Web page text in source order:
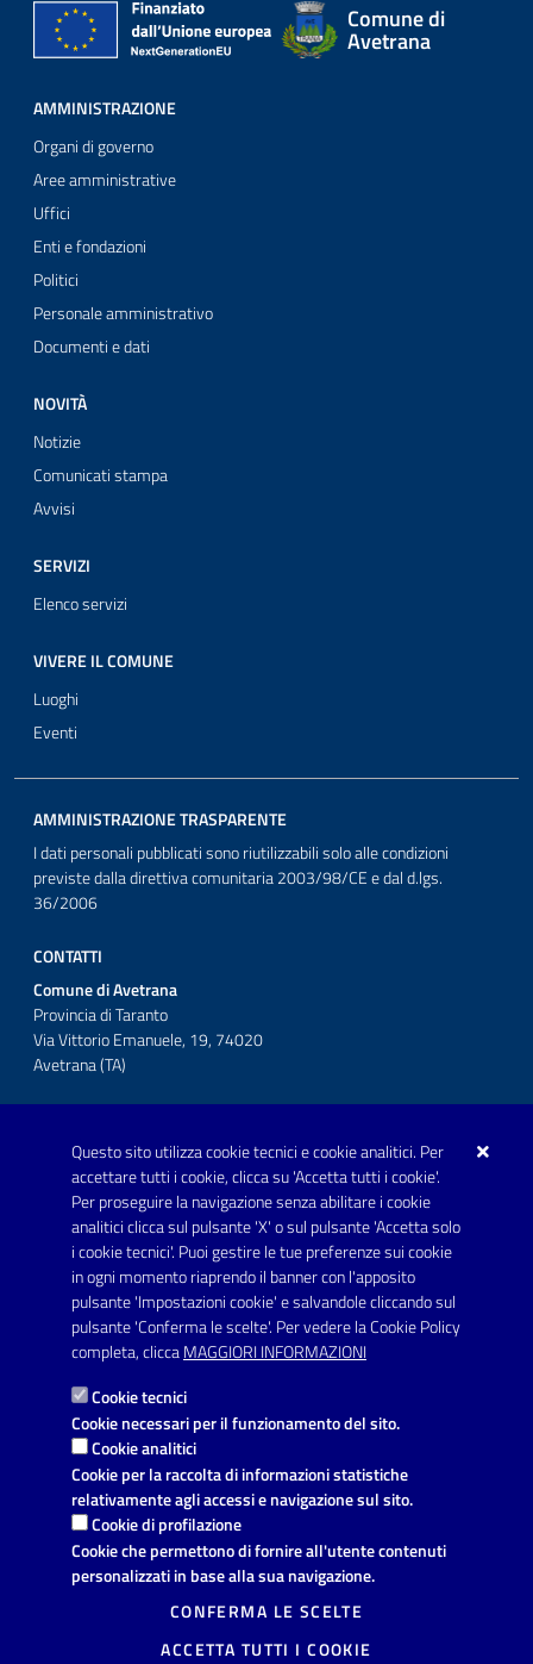
Questo sito utilizza cookie tecnici e cookie analitici. Per
accettare tutti i cookie, clicca su 'Accetta tutti i cookie'.
Per proseguire la navigazione senza abilitare i cookie
analitici clicca sul pulsante 'X' o sul pulsante 'Accetta solo
i cookie tecnici'. Puoi gestire le tue preferenze sui cookie
in ogni momento riaprendo il banner con l'apposito
pulsante 'Impostazioni cookie' e salvandole cliccando sul
pulsante 'Conferma le scelte'. Per vedere la Cookie Policy
completa, cliccaMAGGIORI INFORMAZIONI
Cookie tecnici
Cookie necessari per il funzionamento del sito.
Cookie analitici
Cookie per la raccolta di informazioni statistiche
relativamente agli accessi e navigazione sul sito.
Cookie di profilazione
Cookie che permettono di fornire all'utente contenuti
personalizzati in base alla sua navigazione.
CONFERMA LE SCELTE
ACCETTA TUTTI I COOKIE
Comune di
Avetrana
AMMINISTRAZIONE
Organi di governo
Aree amministrative
Uffici
Enti e fondazioni
Politici
Personale amministrativo
Documenti e dati
NOVITÀ
Notizie
Comunicati stampa
Avvisi
SERVIZI
Elenco servizi
VIVERE IL COMUNE
Luoghi
Eventi
AMMINISTRAZIONE TRASPARENTE
I dati personali pubblicati sono riutilizzabili solo alle condizioni
previste dalla direttiva comunitaria 2003/98/CE e dal d.lgs.
36/2006
CONTATTI
Comune di Avetrana
Provincia di Taranto
Via Vittorio Emanuele, 19, 74020
Avetrana (TA)
Telefono: 0999707766
Fax: 0999704336
Posta Elettronica Certificata:
prot.comune.avetrana@pec.rupar.puglia.it
Link utili
Informativa privacy
Dichiarazione di accessibilità
Note legali
Leggi le FAQ
Richiesta di assistenza
Segnalazione disservizio
Prenotazione appuntamento